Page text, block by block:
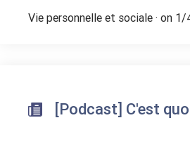
Vie personnelle et sociale · on
[Podcast] C'est